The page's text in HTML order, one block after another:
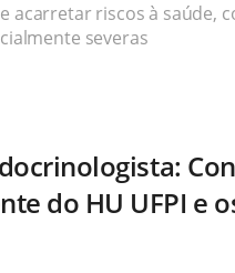
acarretar riscos à saúde,
severas
do HU UFPI e